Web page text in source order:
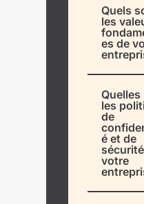
Quels
les
es de
les
de
é et de
votre